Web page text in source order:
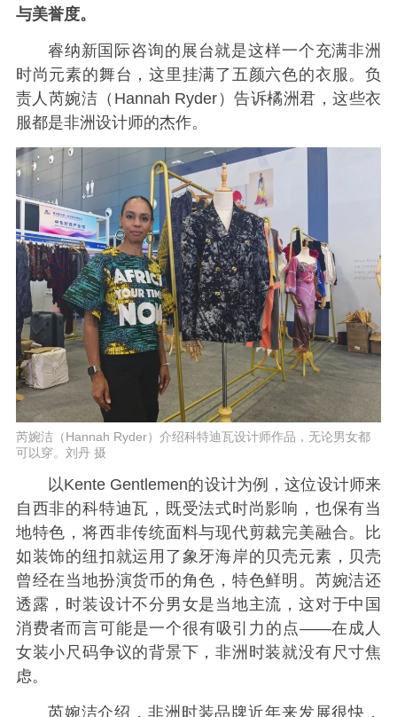
与美誉度。
睿纳新国际咨询的展台就是这样一个充满非洲
时尚元素的舞台，这里挂满了五颜六色的衣服。负
责人芮婉洁（Hannah Ryder）告诉橘洲君，这些衣
服都是非洲设计师的杰作。
芮婉洁（Hannah Ryder）介绍科特迪瓦设计师作品，无论男女都
可以穿。刘丹 摄
以Kente Gentlemen的设计为例，这位设计师来
自西非的科特迪瓦，既受法式时尚影响，也保有当
地特色，将西非传统面料与现代剪裁完美融合。比
如装饰的纽扣就运用了象牙海岸的贝壳元素，贝壳
曾经在当地扮演货币的角色，特色鲜明。芮婉洁还
透露，时装设计不分男女是当地主流，这对于中国
消费者而言可能是一个很有吸引力的点——在成人
女装小尺码争议的背景下，非洲时装就没有尺寸焦
虑。
芮婉洁介绍，非洲时装品牌近年来发展很快，